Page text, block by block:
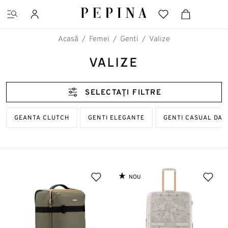
CĂUTĂRI FAVORITE
Pantofi cu platformă
Ghete
Acasă Femei Genti Valize
VALIZE
SELECTAȚI FILTRE
GEANTA CLUTCH GENTI ELEGANTE GENTI CASUAL
NOU